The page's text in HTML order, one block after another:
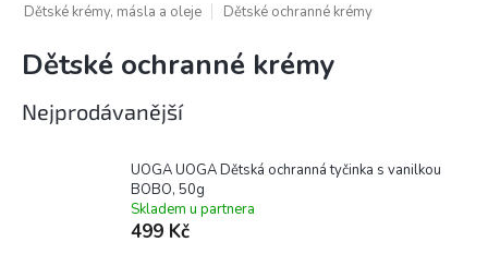
Dětské krémy, másla a oleje
Dětské ochranné krémy
Dětské ochranné krémy
Nejprodávanější
UOGA UOGA Dětská ochranná tyčinka s vanilkou
BOBO, 50g
Skladem u partnera
499 Kč